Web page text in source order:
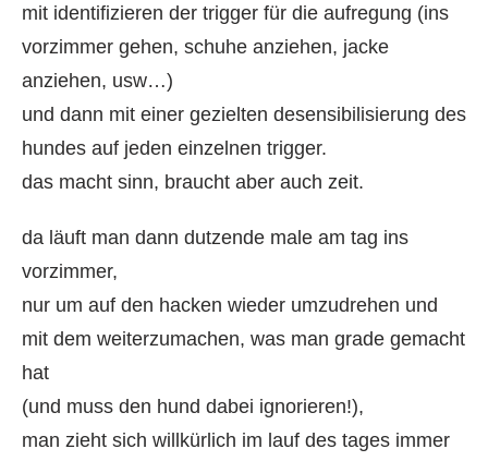
mit identifizieren der trigger für die aufregung (ins
vorzimmer gehen, schuhe anziehen, jacke
anziehen, usw…)
und dann mit einer gezielten desensibilisierung des
hundes auf jeden einzelnen trigger.
das macht sinn, braucht aber auch zeit.
da läuft man dann dutzende male am tag ins
vorzimmer,
nur um auf den hacken wieder umzudrehen und
mit dem weiterzumachen, was man grade gemacht
hat
(und muss den hund dabei ignorieren!),
man zieht sich willkürlich im lauf des tages immer